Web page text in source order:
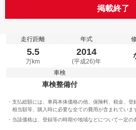
掲載終了
走行距離
5.5
万km
年式
2014
(平成26)年
車検
車検整備付
支払総額には、車両本体価格の他、保険料、税金、
相当額等、購入時に必要な全ての費用が含まれていま
当該価格は、登録等の時期や地域などについて一定の